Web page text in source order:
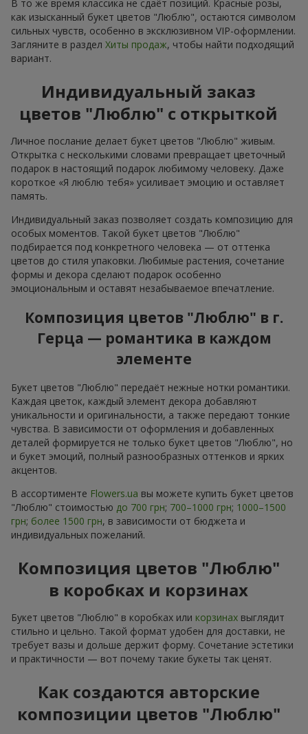
В то же время классика не сдаёт позиций. Красные розы,
как изысканный букет цветов "Люблю", остаются символом
сильных чувств, особенно в эксклюзивном VIP-оформлении.
Загляните в раздел Хиты продаж, чтобы найти подходящий
вариант.
Индивидуальный заказ
цветов "Люблю" с открыткой
Личное послание делает букет цветов "Люблю" живым.
Открытка с несколькими словами превращает цветочный
подарок в настоящий подарок любимому человеку. Даже
короткое «Я люблю тебя» усиливает эмоцию и оставляет
память.
Индивидуальный заказ позволяет создать композицию для
особых моментов. Такой букет цветов "Люблю"
подбирается под конкретного человека — от оттенка
цветов до стиля упаковки. Любимые растения, сочетание
формы и декора сделают подарок особенно
эмоциональным и оставят незабываемое впечатление.
Композиция цветов "Люблю" в г.
Герца — романтика в каждом
элементе
Букет цветов "Люблю" передаёт нежные нотки романтики.
Каждая цветок, каждый элемент декора добавляют
уникальности и оригинальности, а также передают тонкие
чувства. В зависимости от оформления и добавленных
деталей формируется не только букет цветов "Люблю", но
и букет эмоций, полный разнообразных оттенков и ярких
акцентов.
В ассортименте Flowers.ua вы можете купить букет цветов
"Люблю" стоимостью до 700 грн; 700–1000 грн; 1000–1500
грн; более 1500 грн, в зависимости от бюджета и
индивидуальных пожеланий.
Композиция цветов "Люблю"
в коробках и корзинах
Букет цветов "Люблю" в коробках или корзинах выглядит
стильно и цельно. Такой формат удобен для доставки, не
требует вазы и дольше держит форму. Сочетание эстетики
и практичности — вот почему такие букеты так ценят.
Как создаются авторские
композиции цветов "Люблю"